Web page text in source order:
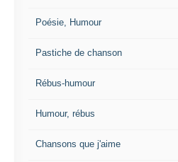
Poésie, Humour
Pastiche de chanson
Rébus-humour
Humour, rébus
Chansons que j'aime